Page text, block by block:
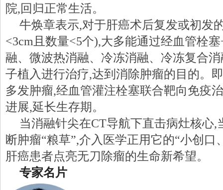
院,回归正常生活。
牛焕章表示,对于肝癌术后复发或初发
<3cm且数量<5个),大多能通过经血管栓
融、微波热消融、冷冻消融、冷冻复合
子植入进行治疗,达到消除肿瘤的目的。
多发肿瘤,经血管灌注栓塞联合靶向免疫
进展,延长生存期。
当消融针尖在CT导航下直击病灶核心,
断肿瘤“粮草”,介入医学正用它的“小创口
肝癌患者点亮无刀除瘤的生命新希望。
专家名片